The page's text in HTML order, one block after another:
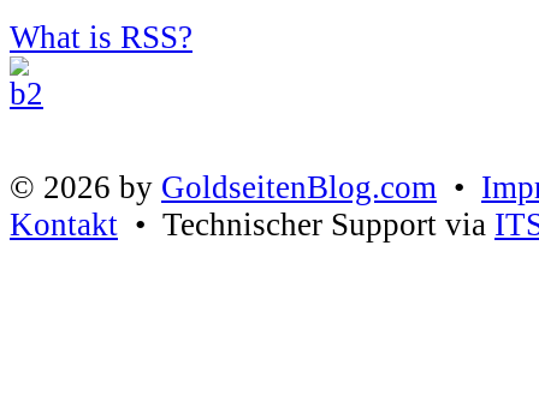
What is RSS?
© 2026 by GoldseitenBlog.com •
Kontakt • Technischer Support via